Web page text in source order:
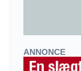
ANNONCE